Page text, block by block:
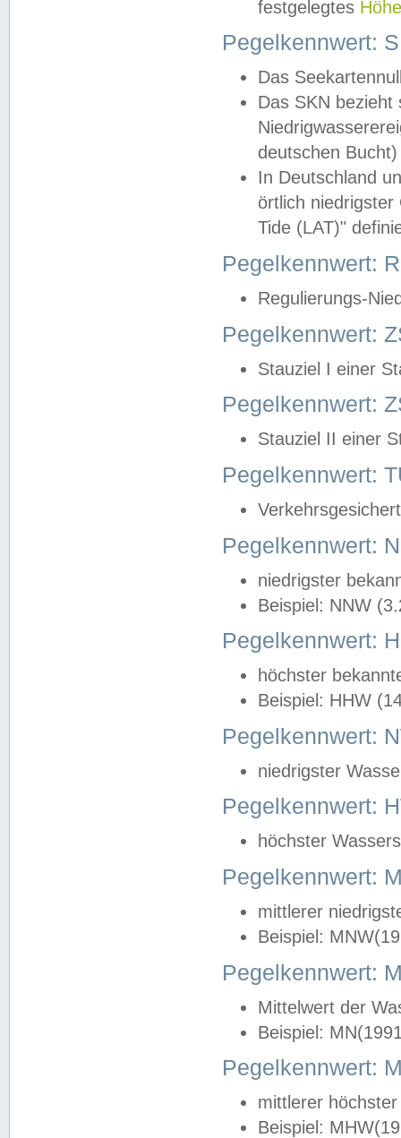
festgelegtes
Pegelkennwert:
Das
Das SKN
deutschen
In Deutschland
örtlich
Tide (LAT)"
Pegelkennwert:
Regulierungs-
Pegelkennwert:
Stauziel I einer
Pegelkennwert:
Stauziel II einer
Pegelkennwert:
Pegelkennwert:
niedrigster
Beispiel: NNW
Pegelkennwert:
höchster
Beispiel: HHW
Pegelkennwert:
niedrigster
Pegelkennwert:
höchster
Pegelkennwert:
mittlerer
Beispiel:
Pegelkennwert:
Mittelwert der
Beispiel:
Pegelkennwert:
mittlerer
Beispiel: